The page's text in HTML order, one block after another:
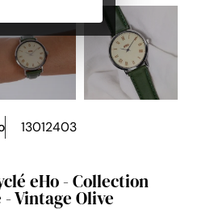
13012403
eHo - Collection
Vintage Olive